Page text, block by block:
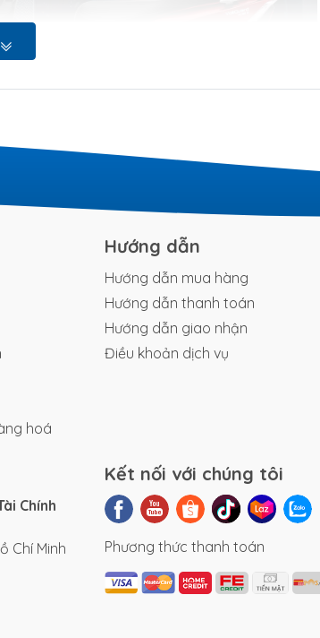
điện Việt Nam. Nhằm xoá nhoà khoảng cách
mẫu xe mới với kiểu dáng tay ga bánh lớn là
hoá
Hướng dẫn
Hướng dẫn mua hàng
Hướng dẫn thanh toán
Hướng dẫn giao nhận
Điều khoản dịch vụ
Chính
Chí Minh
Kết nối với chúng tôi
Phương thức thanh toán